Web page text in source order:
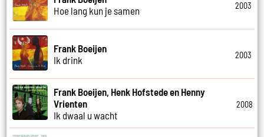
Hoe lang kun je samen
2003
Frank Boeijen
Ik drink
2003
Frank Boeijen, Henk Hofstede en Henny
Vrienten
Ik dwaal u wacht
2008